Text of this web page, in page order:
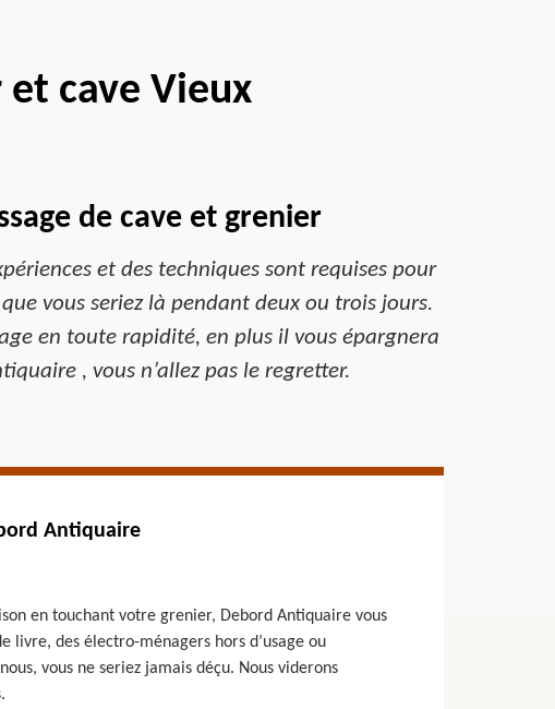
cave Vieux
de cave et grenier
et des techniques sont requises pour
vous seriez là pendant deux ou trois jours.
en toute rapidité, en plus il vous épargnera
, vous n’allez pas le regretter.
Antiquaire
en touchant votre grenier, Debord Antiquaire vous
livre, des électro-ménagers hors d’usage ou
vous ne seriez jamais déçu. Nous viderons